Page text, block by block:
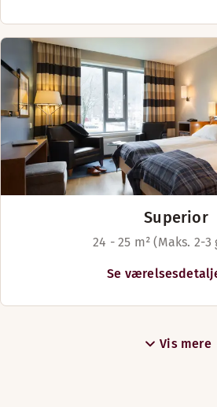
Superior
24 - 25 m² (Maks. 2-
Se
Vis mere
Åbningstider
MORGENMAD
Mandag-Søndag: 06:30-10:00
AFTENSMAD